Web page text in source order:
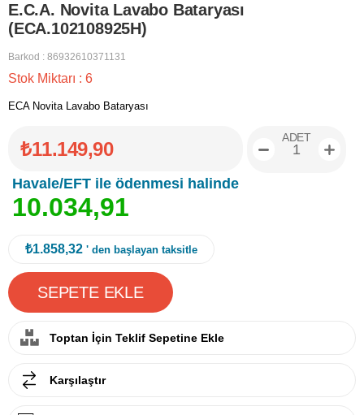
E.C.A. Novita Lavabo Bataryası
(ECA.102108925H)
Barkod : 86932610371131
Stok Miktarı : 6
ECA Novita Lavabo Bataryası
₺11.149,90
Havale/EFT ile ödenmesi halinde
10.034,91
ADET
₺1.858,32 ' den başlayan taksitle
Toptan İçin Teklif Sepetine Ekle
Karşılaştır